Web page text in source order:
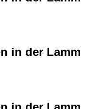
in der Lamm